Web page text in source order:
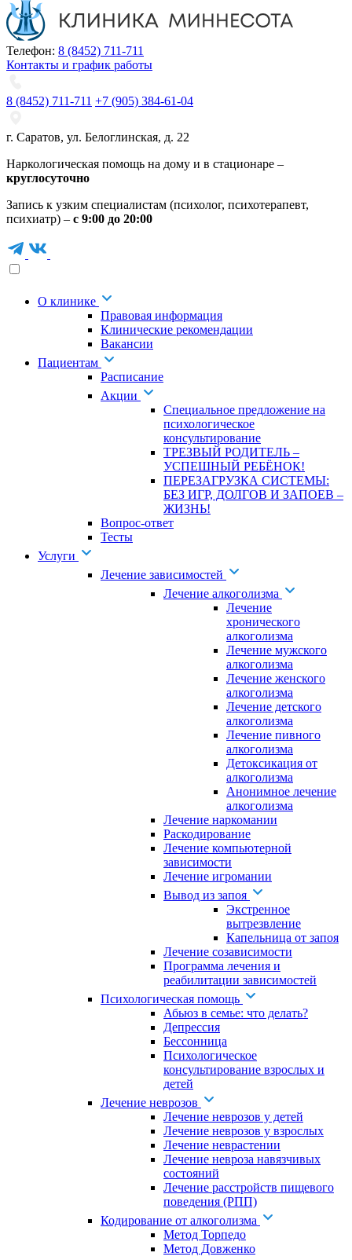
Телефон: 8 (8452) 711-711
Контакты и график работы
8 (8452) 711-711 +7 (905) 384-61-04
г. Саратов, ул. Белоглинская, д. 22
Наркологическая помощь на дому и в стационаре –
круглосуточно
Запись к узким специалистам (психолог, психотерапевт,
психиатр) – с 9:00 до 20:00
О клинике
Правовая информация
Клинические рекомендации
Вакансии
Пациентам
Расписание
Акции
Специальное предложение на
психологическое
консультирование
ТРЕЗВЫЙ РОДИТЕЛЬ –
УСПЕШНЫЙ РЕБЁНОК!
ПЕРЕЗАГРУЗКА СИСТЕМЫ:
БЕЗ ИГР, ДОЛГОВ И ЗАПОЕВ –
ЖИЗНЬ!
Вопрос-ответ
Тесты
Услуги
Лечение зависимостей
Лечение алкоголизма
Лечение
хронического
алкоголизма
Лечение мужского
алкоголизма
Лечение женского
алкоголизма
Лечение детского
алкоголизма
Лечение пивного
алкоголизма
Детоксикация от
алкоголизма
Анонимное лечение
алкоголизма
Лечение наркомании
Раскодирование
Лечение компьютерной
зависимости
Лечение игромании
Вывод из запоя
Экстренное
вытрезвление
Капельница от запоя
Лечение созависимости
Программа лечения и
реабилитации зависимостей
Психологическая помощь
Абьюз в семье: что делать?
Депрессия
Бессонница
Психологическое
консультирование взрослых и
детей
Лечение неврозов
Лечение неврозов у детей
Лечение неврозов у взрослых
Лечение неврастении
Лечение невроза навязчивых
состояний
Лечение расстройств пищевого
поведения (РПП)
Кодирование от алкоголизма
Метод Торпедо
Метод Довженко